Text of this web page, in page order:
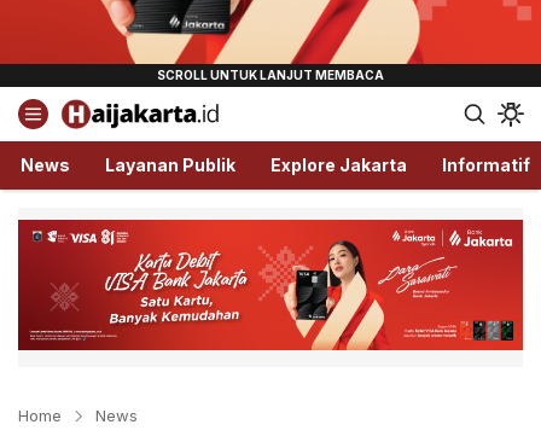
Haijakarta.id
Semua Tentang Jakarta Ada Disini!
News Layanan Publik Explore Jakarta Informatif
Home News